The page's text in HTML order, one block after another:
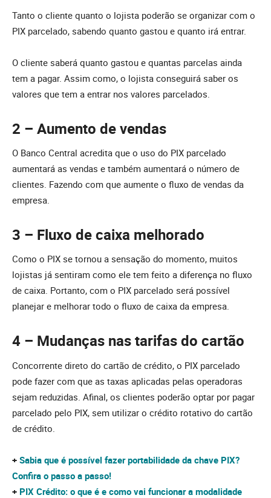
Tanto o cliente quanto o lojista poderão se organizar com o
PIX parcelado, sabendo quanto gastou e quanto irá entrar.
O cliente saberá quanto gastou e quantas parcelas ainda
tem a pagar. Assim como, o lojista conseguirá saber os
valores que tem a entrar nos valores parcelados.
2 – Aumento de vendas
O Banco Central acredita que o uso do PIX parcelado
aumentará as vendas e também aumentará o número de
clientes. Fazendo com que aumente o fluxo de vendas da
empresa.
3 – Fluxo de caixa melhorado
Como o PIX se tornou a sensação do momento, muitos
lojistas já sentiram como ele tem feito a diferença no fluxo
de caixa. Portanto, com o PIX parcelado será possível
planejar e melhorar todo o fluxo de caixa da empresa.
4 – Mudanças nas tarifas do cartão
Concorrente direto do cartão de crédito, o PIX parcelado
pode fazer com que as taxas aplicadas pelas operadoras
sejam reduzidas. Afinal, os clientes poderão optar por pagar
parcelado pelo PIX, sem utilizar o crédito rotativo do cartão
de crédito.
+ Sabia que é possível fazer portabilidade da chave PIX?
Confira o passo a passo!
+ PIX Crédito: o que é e como vai funcionar a modalidade